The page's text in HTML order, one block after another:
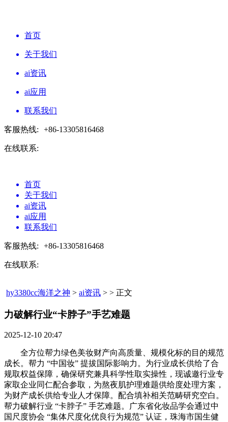
首页
关于我们
ai资讯
ai应用
联系我们
客服热线: +86-13305816468
在线联系:
首页
关于我们
ai资讯
ai应用
联系我们
客服热线: +86-13305816468
在线联系:
hy3380cc海洋之神 > ai资讯 > > 正文
力破解行业“卡脖子”手艺难题​
2025-12-10 20:47
全方位帮力绿色美妆财产向高质量、规模化标的目的规范
成长。帮力 “中国妆” 提拔国际影响力。为行业成长供给了合
规取权益保障，确保研究兼具科学性取实操性，现诚邀行业专
家取企业同仁配合参取，为熬夜肌护理难题供给度处理方案，
为财产成长供给专业人才保障。配合填补相关范畴研究空白。
帮力破解行业 “卡脖子” 手艺难题。广东省化妆品学会通过中
国尺度协会 “集体尺度化优良行为规范” 认证，珠海市国生健